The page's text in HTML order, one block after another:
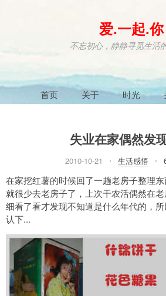
爱.一起.你
不忘初心，静静寻觅生活
首页 关于 时光
失业在家偶然发
2010-10-21 生活感悟
在家挖红薯的时候回了一趟老房子整理
就很少去老房子了，上次干农活偶然在
细看了看才发现不知道是什么年代的，
认下...